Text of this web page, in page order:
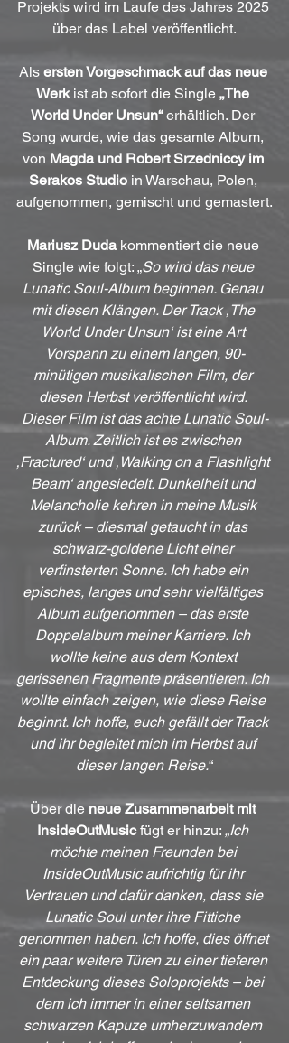
Projekts wird im Laufe des Jahres 2025
über das Label veröffentlicht.
Als ersten Vorgeschmack auf das neue
Werk ist ab sofort die Single „The
World Under Unsun“ erhältlich. Der
Song wurde, wie das gesamte Album,
von Magda und Robert Srzedniccy im
Serakos Studio in Warschau, Polen,
aufgenommen, gemischt und gemastert.
Mariusz Duda kommentiert die neue
Single wie folgt: „So wird das neue
Lunatic Soul-Album beginnen. Genau
mit diesen Klängen. Der Track ‚The
World Under Unsun‘ ist eine Art
Vorspann zu einem langen, 90-
minütigen musikalischen Film, der
diesen Herbst veröffentlicht wird.
Dieser Film ist das achte Lunatic Soul-
Album. Zeitlich ist es zwischen
‚Fractured‘ und ‚Walking on a Flashlight
Beam‘ angesiedelt. Dunkelheit und
Melancholie kehren in meine Musik
zurück – diesmal getaucht in das
schwarz-goldene Licht einer
verfinsterten Sonne. Ich habe ein
episches, langes und sehr vielfältiges
Album aufgenommen – das erste
Doppelalbum meiner Karriere. Ich
wollte keine aus dem Kontext
gerissenen Fragmente präsentieren. Ich
wollte einfach zeigen, wie diese Reise
beginnt. Ich hoffe, euch gefällt der Track
und ihr begleitet mich im Herbst auf
dieser langen Reise.“
Über die neue Zusammenarbeit mit
InsideOutMusic fügt er hinzu: „Ich
möchte meinen Freunden bei
InsideOutMusic aufrichtig für ihr
Vertrauen und dafür danken, dass sie
Lunatic Soul unter ihre Fittiche
genommen haben. Ich hoffe, dies öffnet
ein paar weitere Türen zu einer tieferen
Entdeckung dieses Soloprojekts – bei
dem ich immer in einer seltsamen
schwarzen Kapuze umherzuwandern